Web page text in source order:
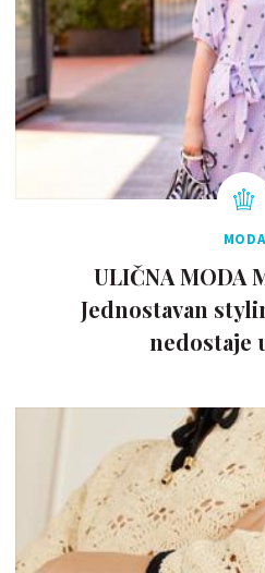
MODA
ULIČNA MODA
Jednostavan
nedostaje